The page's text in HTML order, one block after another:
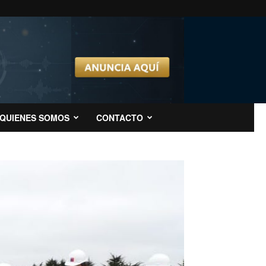
QUIENES SOMOS CONTACTO